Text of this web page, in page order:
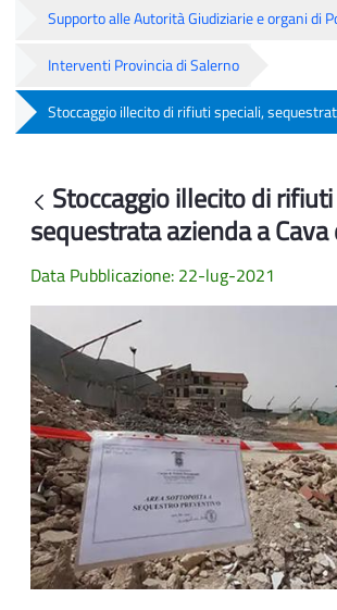
Supporto alle Autorità Giudiziarie e organi di
Interventi Provincia di Salerno
Stoccaggio illecito di rifiuti speciali,
Indietro
Stoccaggio illecito di
sequestrata azienda a
Data Pubblicazione: 22-lug-2021